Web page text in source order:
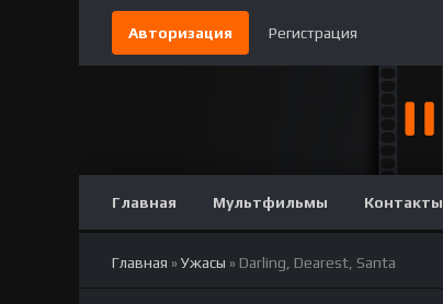
Авторизация Регистрация
Главная Мультфильмы Контакты
Главная »Ужасы » Darling, Dearest, Santa